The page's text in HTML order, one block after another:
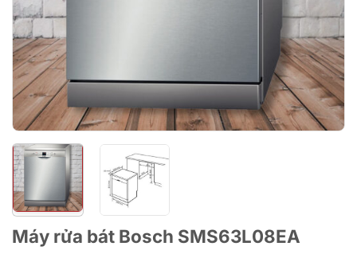
Máy rửa bát Bosch SMS63L08EA